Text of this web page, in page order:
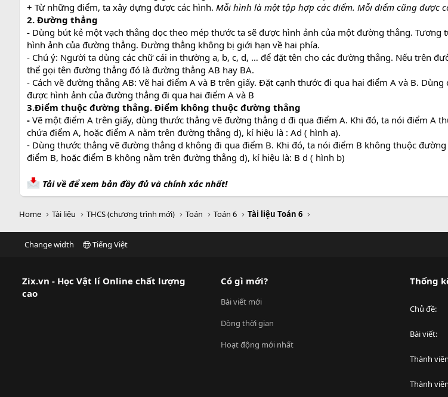
+ Từ những điểm, ta xây dựng được các hình. Mỗi hình là một tập hợp các điểm. Mỗi điểm cũng được
2. Đường thẳng
- Dùng bút kẻ một vạch thẳng dọc theo mép thước ta sẽ được hình ảnh của một đường thẳng.
hình ảnh của đường thẳng. Đường thẳng không bị giới hạn về hai phía.
- Chú ý: Người ta dùng các chữ cái in thường a, b, c, d, … để đặt tên cho các đường thẳng. Nếu trên
thể gọi tên đường thẳng đó là đường thẳng AB hay BA.
- Cách vẽ đường thẳng AB: Vẽ hai điểm A và B trên giấy. Đặt cạnh thước đi qua hai điểm A và B.
được hình ảnh của đường thẳng đi qua hai điểm A và B
3.Điểm thuộc đường thẳng. Điểm không thuộc đường thẳng
- Vẽ một điểm A trên giấy, dùng thước thẳng vẽ đường thẳng d đi qua điểm A. Khi đó, ta nói điểm A
chứa điểm A, hoặc điểm A nằm trên đường thẳng d), kí hiệu là : Ad ( hình a).
- Dùng thước thẳng vẽ đường thẳng d không đi qua điểm B. Khi đó, ta nói điểm B không thuộc
điểm B, hoặc điểm B không nằm trên đường thẳng d), kí hiệu là: B d ( hình b)
Tải về để xem bản đầy đủ và chính xác nhất!
Home Tài liệu THCS (chương trình mới) Toán Toán 6 Tài liệu Toán 6
Change width Tiếng Việt
Zix.vn - Học Vật lí Online chất lượng
cao
Có gì mới?
Bài viết mới
Dòng thời gian
Hoạt động mới nhất
Thống
Chủ đề
Bài viết
Thành viên
Thành